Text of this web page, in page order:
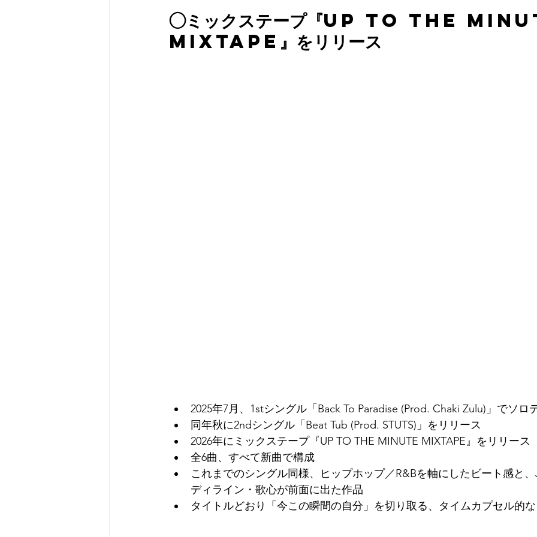
◯ミックステープ『UP TO THE
MIXTAPE』をリリース
2025年7月、1stシングル「Back To Paradise (Prod. Chaki Zulu)」でソロ
同年秋に2ndシングル「Beat Tub (Prod. STUTS)」をリリース
2026年にミックステープ『UP TO THE MINUTE MIXTAPE』をリリース
全6曲、すべて新曲で構成
これまでのシングル同様、ヒップホップ／R&Bを軸にしたビート感と
ディライン・歌心が前面に出た作品
タイトルどおり「今この瞬間の自分」を切り取る、タイムカプセル的